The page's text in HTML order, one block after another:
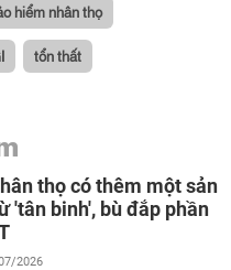
hiểm nhân thọ
tổn thất
thọ có thêm một sản
'tân binh', bù đắp phần
2026